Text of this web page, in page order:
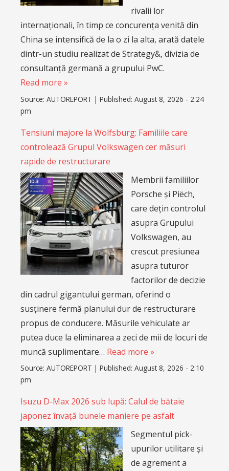
rivalii lor
internaționali, în timp ce concurența venită din
China se intensifică de la o zi la alta, arată datele
dintr-un studiu realizat de Strategy&, divizia de
consultanță germană a grupului PwC.
Read more »
Source: AUTOREPORT | Published: August 8, 2026 - 2:24
pm
Tensiuni majore la Wolfsburg: Familiile care
controlează Grupul Volkswagen cer măsuri
rapide de restructurare
Membrii familiilor
Porsche și Piëch,
care dețin controlul
asupra Grupului
Volkswagen, au
crescut presiunea
asupra tuturor
factorilor de decizie
din cadrul gigantului german, oferind o
susținere fermă planului dur de restructurare
propus de conducere. Măsurile vehiculate ar
putea duce la eliminarea a zeci de mii de locuri de
muncă suplimentare… Read more »
Source: AUTOREPORT | Published: August 8, 2026 - 2:10
pm
Isuzu D-Max 2026 sub lupă: Calul de bătaie
japonez învață bunele maniere pe asfalt
Segmentul pick-
upurilor utilitare și
de agrement a